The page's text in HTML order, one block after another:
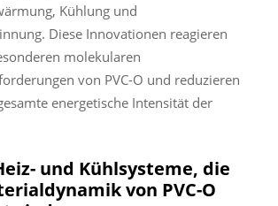
Kühlung und
Diese Innovationen reagieren
molekularen
von PVC-O und reduzieren
energetische Intensität der
und Kühlsysteme, die
von PVC-O